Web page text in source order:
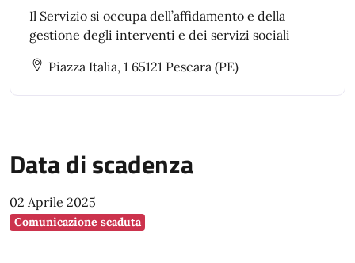
Il Servizio si occupa dell’affidamento e della
gestione degli interventi e dei servizi sociali
Piazza Italia, 1 65121 Pescara (PE)
Data di scadenza
02 Aprile 2025
Comunicazione scaduta